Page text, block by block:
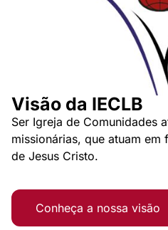
Visão da IECLB
Ser Igreja de Comunidades
missionárias, que atuam em
de Jesus Cristo.
Conheça a nossa visão